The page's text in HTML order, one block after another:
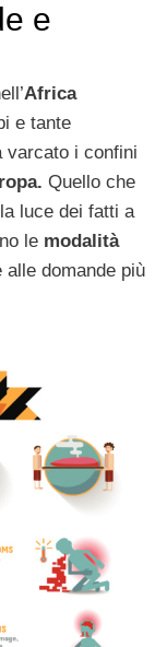
e
Africa
e tante
varcato i confini
Quello che
luce dei fatti a
le modalità
domande più